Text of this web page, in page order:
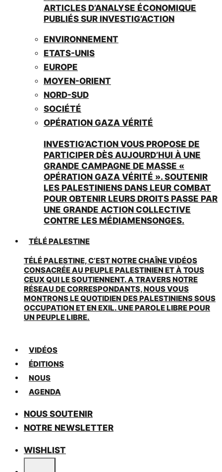
ARTICLES D’ANALYSE ÉCONOMIQUE
PUBLIÉS SUR INVESTIG’ACTION
ENVIRONNEMENT
ETATS-UNIS
EUROPE
MOYEN-ORIENT
NORD-SUD
SOCIÉTÉ
OPÉRATION GAZA VÉRITÉ
INVESTIG’ACTION VOUS PROPOSE DE
PARTICIPER DÈS AUJOURD’HUI À UNE
GRANDE CAMPAGNE DE MASSE «
OPÉRATION GAZA VÉRITÉ ». SOUTENIR
LES PALESTINIENS DANS LEUR COMBAT
POUR OBTENIR LEURS DROITS PASSE PAR
UNE GRANDE ACTION COLLECTIVE
CONTRE LES MÉDIAMENSONGES.
TÉLÉ PALESTINE
TÉLÉ PALESTINE, C’EST NOTRE CHAÎNE VIDÉOS
CONSACRÉE AU PEUPLE PALESTINIEN ET À TOUS
CEUX QUI LE SOUTIENNENT. A TRAVERS NOTRE
RÉSEAU DE CORRESPONDANTS, NOUS VOUS
MONTRONS LE QUOTIDIEN DES PALESTINIENS SOUS
OCCUPATION ET EN EXIL. UNE PAROLE LIBRE POUR
UN PEUPLE LIBRE.
VIDÉOS
ÉDITIONS
NOUS
AGENDA
NOUS SOUTENIR
NOTRE NEWSLETTER
WISHLIST